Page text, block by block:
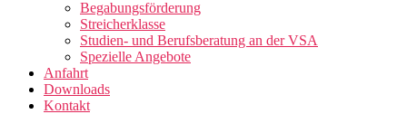
Begabungsförderung
Streicherklasse
Studien- und Berufsberatung an der VSA
Spezielle Angebote
Anfahrt
Downloads
Kontakt